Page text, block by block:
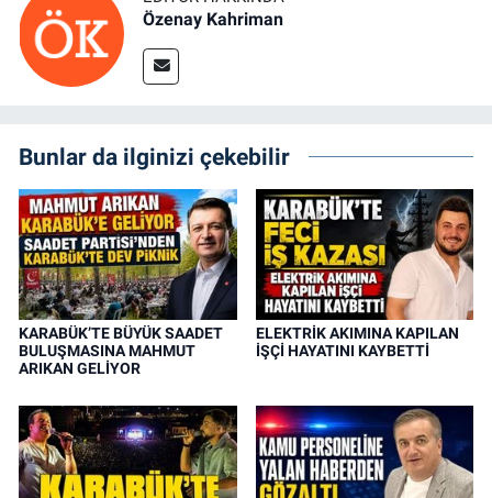
Özenay Kahriman
Bunlar da ilginizi çekebilir
KARABÜK’TE BÜYÜK SAADET
BULUŞMASINA MAHMUT
ARIKAN GELİYOR
ELEKTRİK AKIMINA KAPILAN
İŞÇİ HAYATINI KAYBETTİ